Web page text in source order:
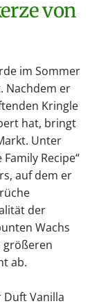
im Sommer
Nachdem er
Kringle
hat, bringt
Unter
Recipe“
auf dem er
der
Wachs
größeren
ab.
Duft Vanilla